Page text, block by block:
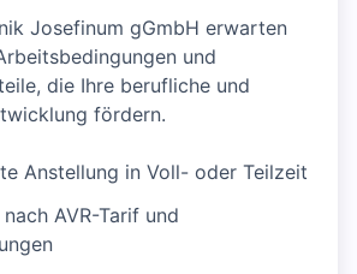
Josefinum gGmbH erwarten
und
die Ihre berufliche und
fördern.
Anstellung in Voll- oder Teilzeit
AVR-Tarif und